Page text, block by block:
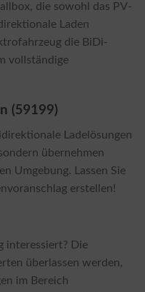
die sowohl das PV-
Laden
die BiDi-
vollständige
(59199)
Ladelösungen
übernehmen
Umgebung. Lassen Sie
erstellen!
interessiert? Die
überlassen werden,
im Bereich